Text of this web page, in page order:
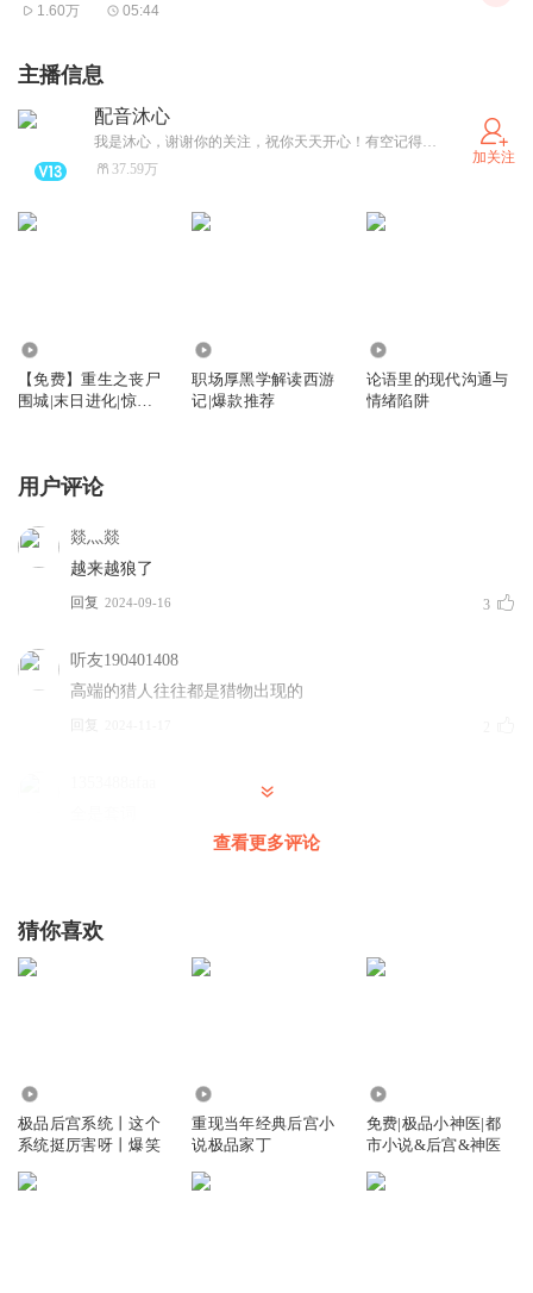
1.60万 05:44
主播信息
配音沐心
我是沐心，谢谢你的关注，祝你天天开心！有空记得来听我的书！
37.59万
加关注
【免费】重生之丧尸
围城|末日进化|惊险
职场厚黑学解读西游
记|爆款推荐
论语里的现代沟通与
情绪陷阱
用户评论
燚灬燚
越来越狼了
回复 2024-09-16 3
听友190401408
高端的猎人往往都是猎物出现的
回复
煞笔猪脚怎么龌龊卑贱下贱怎么搞，尼玛币还是穿越者
我叫布小心
查看更多评论
猜你喜欢
极品后宫系统丨这个
系统挺厉害呀丨爆笑
重现当年经典后宫小
说极品家丁
免费|极品小神医|都
市小说&后宫&神医